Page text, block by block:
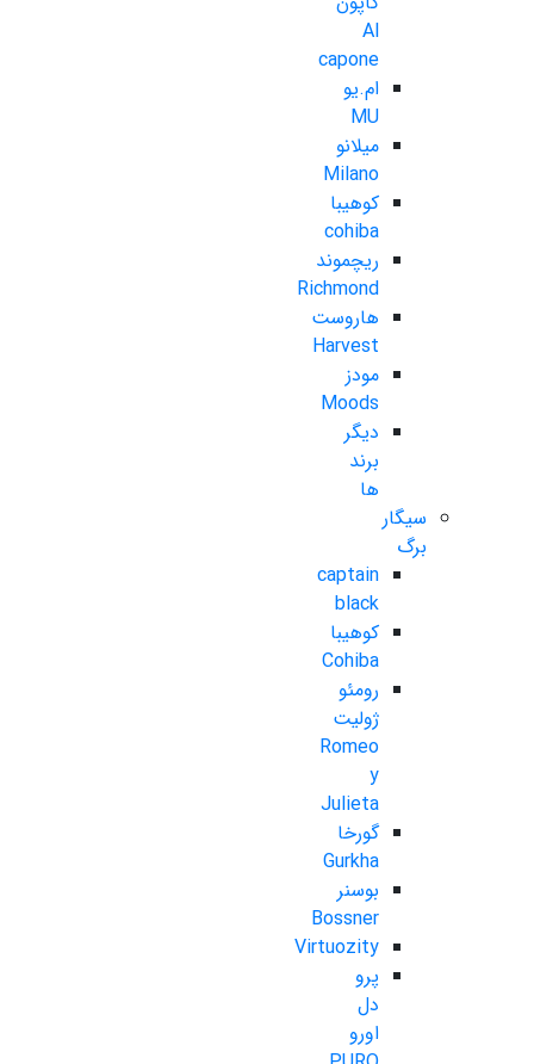
Al
capone
ام.یو
MU
میلانو
Milano
کوهیبا
cohiba
ریچموند
Richmond
هاروست
Harvest
مودز
Moods
دیگر
برند
ها
سیگار
برگ
captain
black
کوهیبا
Cohiba
رومئو
ژولیت
Romeo
y
Julieta
گورخا
Gurkha
بوسنر
Bossner
Virtuozity
پرو
دل
اورو